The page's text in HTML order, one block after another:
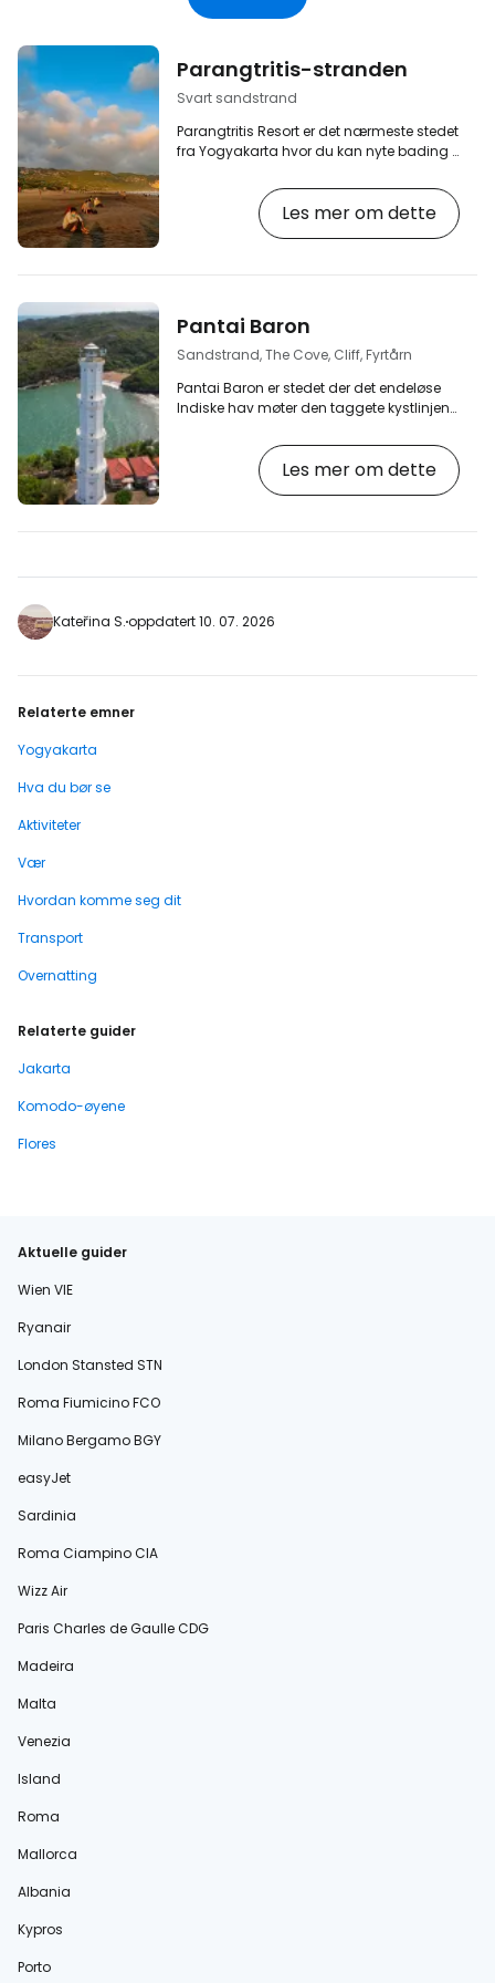
Parangtritis-stranden
Svart sandstrand
Parangtritis Resort er det nærmeste stedet
fra Yogyakarta hvor du kan nyte bading i
den vakre, 3 km lange og brede stranden
er Parangtritis spesielt populært blant
lokalbefolkningen. Svært få utenlandske
stranden Langs nesten hele stranden
ligger det…
Les mer om dette
Pantai Baron
Sandstrand, The Cove, Cliff, Fyrtårn
Pantai Baron er stedet der det endeløse
Indiske hav møter den taggete kystlinjen
bukt med en sandstrand og en
turistlandsby. [btn "De 10 beste hotellene i
kystlinjen…
Les mer om dette
Kateřina S.oppdatert 10. 07. 2026
Relaterte emner
Yogyakarta
Hva du bør se
Aktiviteter
Vær
Hvordan komme seg dit
Transport
Overnatting
Relaterte guider
Jakarta
Komodo-øyene
Flores
Aktuelle guider
Wien VIE
Ryanair
London Stansted STN
Roma Fiumicino FCO
Milano Bergamo BGY
easyJet
Sardinia
Roma Ciampino CIA
Wizz Air
Paris Charles de Gaulle CDG
Madeira
Malta
Venezia
Island
Roma
Mallorca
Albania
Kypros
Porto